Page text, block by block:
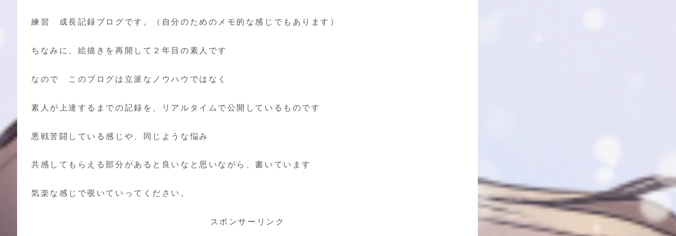
練習 成長記録ブログです。（自分のためのメモ的な感じでもあります）
ちなみに、絵描きを再開して２年目の素人です
なので このブログは立派なノウハウではなく
素人が上達するまでの記録を、リアルタイムで公開しているものです
悪戦苦闘している感じや、同じような悩み
共感してもらえる部分があると良いなと思いながら、書いています
気楽な感じで覗いていってください。
スポンサーリンク